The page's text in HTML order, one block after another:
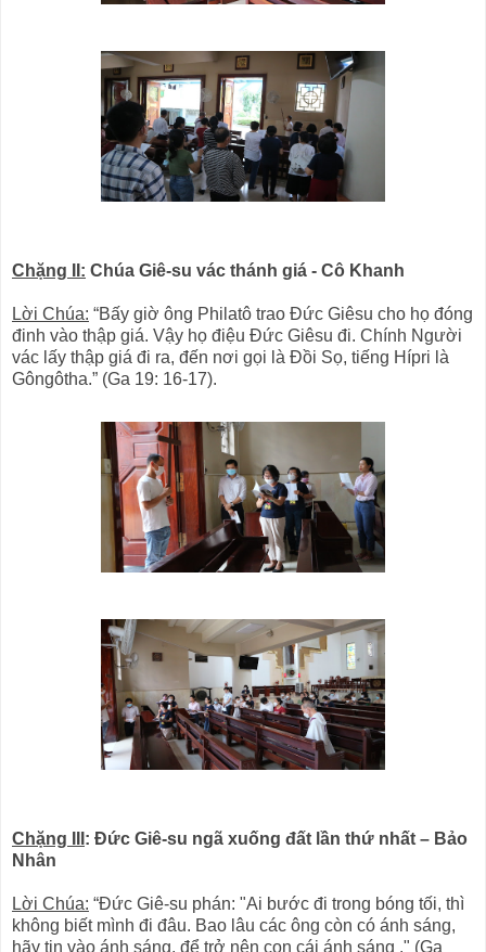
Chặng II: Chúa Giê-su vác thánh giá - Cô Khanh
Lời Chúa: “Bấy giờ ông Philatô trao Ðức Giêsu cho họ đóng
đinh vào thập giá. Vậy họ điệu Ðức Giêsu đi. Chính Người
vác lấy thập giá đi ra, đến nơi gọi là Đồi Sọ, tiếng Hípri là
Gôngôtha.” (Ga 19: 16-17).
Chặng III : Đức Giê-su ngã xuống đất lần thứ nhất – Bảo
Nhân
Lời Chúa: “Đức Giê-su phán: "Ai bước đi trong bóng tối, thì
không biết mình đi đâu. Bao lâu các ông còn có ánh sáng,
hãy tin vào ánh sáng, để trở nên con cái ánh sáng ." (Ga